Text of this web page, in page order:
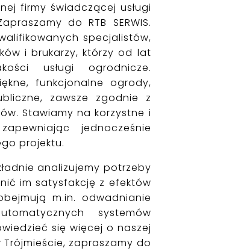
firmy świadczącej usługi
do RTB SERWIS.
specjalistów,
i brukarzy, którzy od lat
usługi ogrodnicze.
funkcjonalne ogrody,
zawsze zgodnie z
Stawiamy na korzystne i
jednocześnie
projektu.
analizujemy potrzeby
im satysfakcję z efektów
m.in. odwadnianie
systemów
się więcej o naszej
zapraszamy do